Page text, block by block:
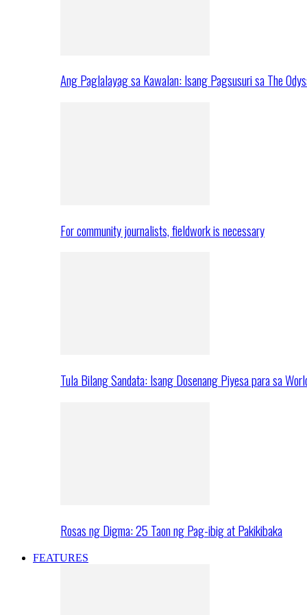
Ang Paglalayag sa Kawalan: Isang Pagsusuri sa The
For community journalists, fieldwork is necessary
Tula Bilang Sandata: Isang Dosenang Piyesa para sa
Rosas ng Digma: 25 Taon ng Pag-ibig at Pakikibaka
FEATURES